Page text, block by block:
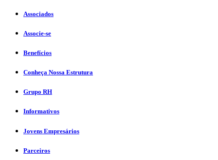
Associados
Associe-se
Benefícios
Conheça Nossa Estrutura
Grupo RH
Informativos
Jovens Empresários
Parceiros